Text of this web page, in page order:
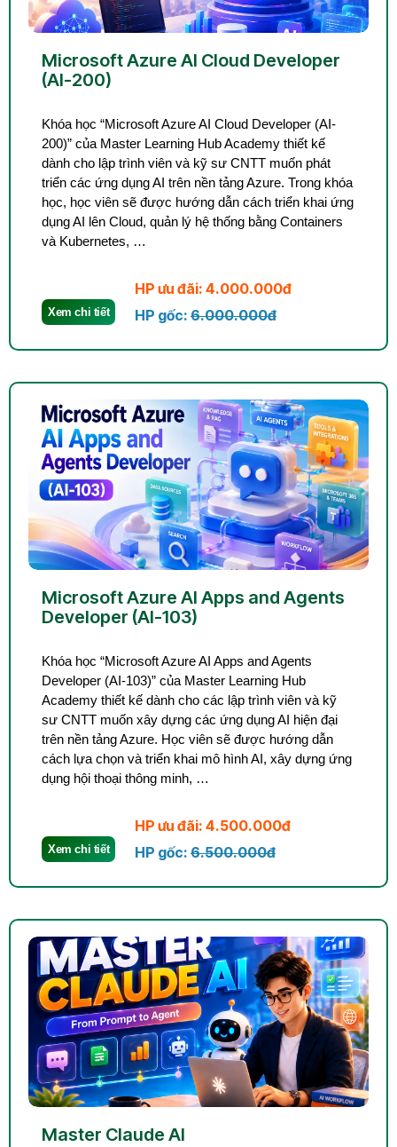
Microsoft Azure AI Cloud Developer
(AI-200)
Khóa học “Microsoft Azure AI Cloud Developer (AI-
200)” của Master Learning Hub Academy thiết kế
dành cho lập trình viên và kỹ sư CNTT muốn phát
triển các ứng dụng AI trên nền tảng Azure. Trong khóa
học, học viên sẽ được hướng dẫn cách triển khai ứng
dụng AI lên Cloud, quản lý hệ thống bằng Containers
và Kubernetes, …
HP ưu đãi: 4.000.000đ
HP gốc: 6.000.000đ
Xem chi tiết
Microsoft Azure AI Apps and Agents
Developer (AI-103)
Khóa học “Microsoft Azure AI Apps and Agents
Developer (AI-103)” của Master Learning Hub
Academy thiết kế dành cho các lập trình viên và kỹ
sư CNTT muốn xây dựng các ứng dụng AI hiện đại
trên nền tảng Azure. Học viên sẽ được hướng dẫn
cách lựa chọn và triển khai mô hình AI, xây dựng ứng
dụng hội thoại thông minh, …
HP ưu đãi: 4.500.000đ
HP gốc: 6.500.000đ
Xem chi tiết
Master Claude AI